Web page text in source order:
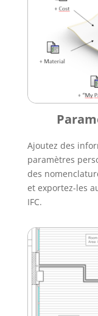
Ajoutez des
paramètres
des
et exportez-les
IFC.